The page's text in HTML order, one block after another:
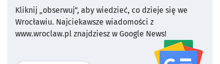
Kliknij „obserwuj”, aby wiedzieć, co dzieje się we
Wrocławiu. Najciekawsze wiadomości z
www.wroclaw.pl znajdziesz w Google News!